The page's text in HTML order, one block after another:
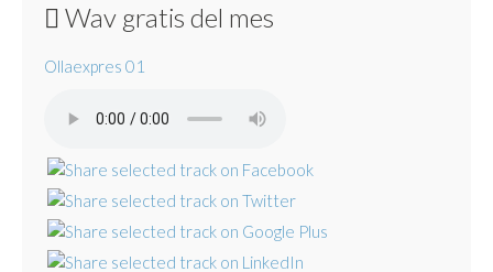
Wav gratis del mes
Ollaexpres 01